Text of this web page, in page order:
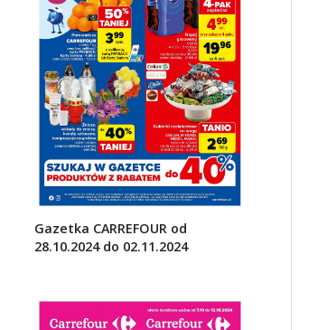
Gazetka CARREFOUR od
28.10.2024 do 02.11.2024